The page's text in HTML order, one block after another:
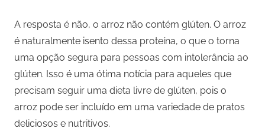
A resposta é não, o arroz não contém glúten. O arroz
é naturalmente isento dessa proteína, o que o torna
uma opção segura para pessoas com intolerância ao
glúten. Isso é uma ótima notícia para aqueles que
precisam seguir uma dieta livre de glúten, pois o
arroz pode ser incluído em uma variedade de pratos
deliciosos e nutritivos.